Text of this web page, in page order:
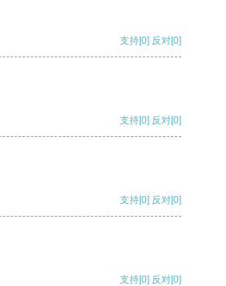
支持[0] 反对[0]
支持[0] 反对[0]
支持[0] 反对[0]
支持[0] 反对[0]